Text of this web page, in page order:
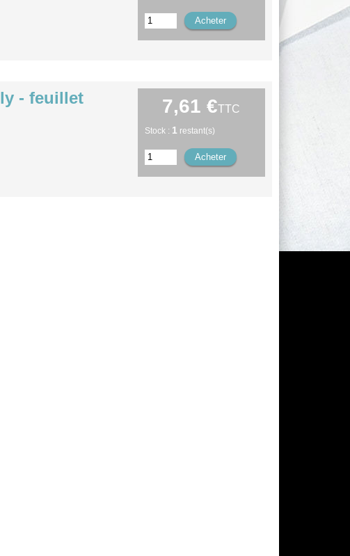
- feuillet
7,61 €TTC
Stock : 1restant(s)